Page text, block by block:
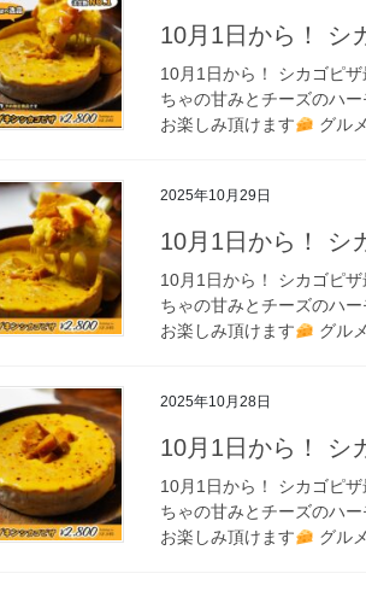
10月1日から！ シ
10月1日から！ シカゴピ
ちゃの甘みとチーズのハ
お楽しみ頂けます
グル
2025年10月29日
10月1日から！ シ
10月1日から！ シカゴピ
ちゃの甘みとチーズのハ
お楽しみ頂けます
グル
2025年10月28日
10月1日から！ シ
10月1日から！ シカゴピ
ちゃの甘みとチーズのハ
お楽しみ頂けます
グル